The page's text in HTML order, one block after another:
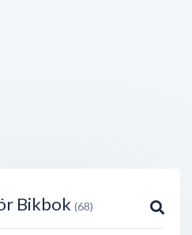
Bikbok (68)